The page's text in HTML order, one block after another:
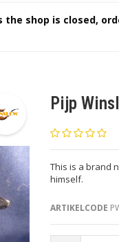
the shop is closed,
Pijp
This is a brand
himself.
ARTIKELCODE